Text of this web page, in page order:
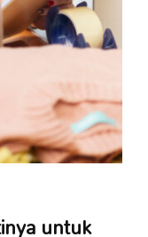
untuk